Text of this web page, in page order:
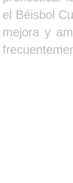
el Béisbol
mejora y